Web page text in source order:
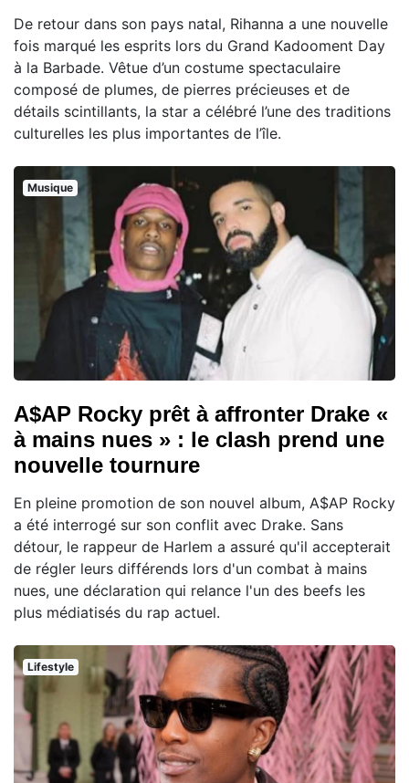
De retour dans son pays natal, Rihanna a une nouvelle
fois marqué les esprits lors du Grand Kadooment Day
à la Barbade. Vêtue d’un costume spectaculaire
composé de plumes, de pierres précieuses et de
détails scintillants, la star a célébré l’une des traditions
culturelles les plus importantes de l’île.
Musique
A$AP Rocky prêt à affronter Drake «
à mains nues » : le clash prend une
nouvelle tournure
En pleine promotion de son nouvel album, A$AP Rocky
a été interrogé sur son conflit avec Drake. Sans
détour, le rappeur de Harlem a assuré qu'il accepterait
de régler leurs différends lors d'un combat à mains
nues, une déclaration qui relance l'un des beefs les
plus médiatisés du rap actuel.
Lifestyle